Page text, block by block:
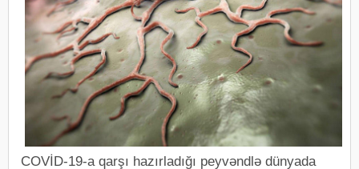
COVİD-19-a qarşı hazırladığı peyvəndlə dünyada